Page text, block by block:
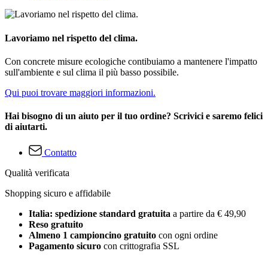
Lavoriamo nel rispetto del clima.
Con concrete misure ecologiche contibuiamo a mantenere l'impatto
sull'ambiente e sul clima il più basso possibile.
Qui puoi trovare maggiori informazioni.
Hai bisogno di un aiuto per il tuo ordine? Scrivici e saremo felici
di aiutarti.
Contatto
Qualità verificata
Shopping sicuro e affidabile
Italia: spedizione standard gratuita a partire da € 49,90
Reso gratuito
Almeno 1 campioncino gratuito con ogni ordine
Pagamento sicuro con crittografia SSL